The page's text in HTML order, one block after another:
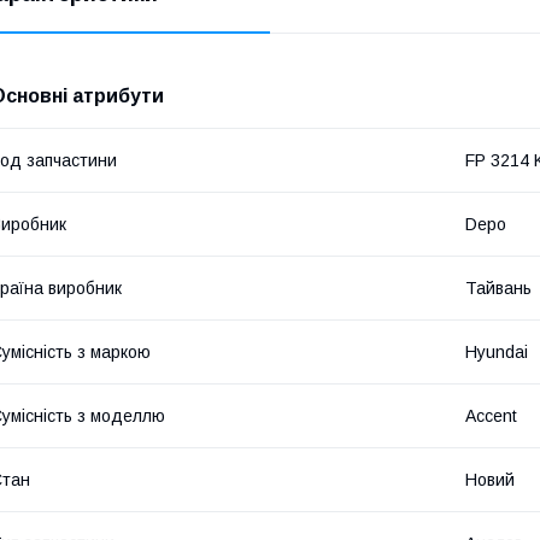
атрибути
запчастини FP 3214
Depo
виробник Тайвань
з маркою Hyundai
з моделлю Accent
Новий